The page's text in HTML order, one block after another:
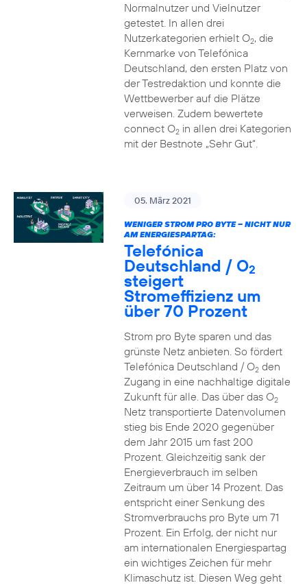
Normalnutzer und Vielnutzer
getestet. In allen drei
Nutzerkategorien erhielt O2, die
Kernmarke von Telefónica
Deutschland, den ersten Platz von
der Testredaktion und konnte die
Wettbewerber auf die Plätze
verweisen. Zudem bewertete
connect O2in allen drei Kategorien
mit der Bestnote „Sehr Gut“.
05. März 2021
WENIGER STROM PRO BYTE – NICHT NUR
AM ENERGIESPARTAG:
Telefónica
Deutschland / O2
steigert
Stromeffizienz um
über 70 Prozent
Strom pro Byte sparen und das
grünste Netz anbieten. So fördert
Telefónica Deutschland / O2den
Zugang in eine nachhaltige digitale
Zukunft für alle. Das über das O2
Netz transportierte Datenvolumen
stieg bis Ende 2020 gegenüber
dem Jahr 2015 um fast 200
Prozent. Gleichzeitig sank der
Energieverbrauch im selben
Zeitraum um über 14 Prozent. Das
entspricht einer Senkung des
Stromverbrauchs pro Byte um 71
Prozent. Ein Erfolg, der nicht nur
am internationalen Energiespartag
ein wichtiges Zeichen für mehr
Klimaschutz ist. Diesen Weg geht